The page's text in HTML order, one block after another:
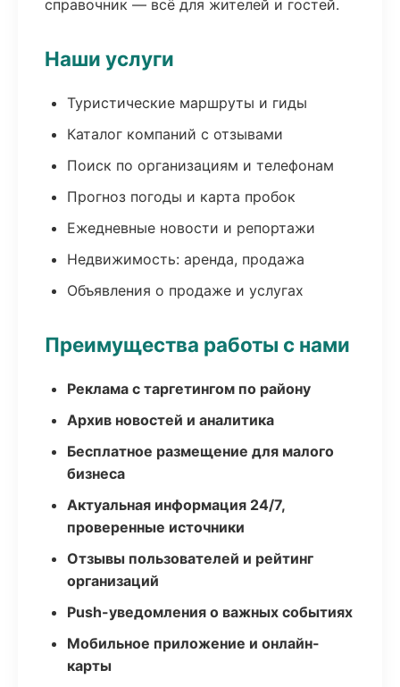
справочник — всё для жителей и гостей.
Наши услуги
Туристические маршруты и гиды
Каталог компаний с отзывами
Поиск по организациям и телефонам
Прогноз погоды и карта пробок
Ежедневные новости и репортажи
Недвижимость: аренда, продажа
Объявления о продаже и услугах
Преимущества работы с нами
Реклама с таргетингом по району
Архив новостей и аналитика
Бесплатное размещение для малого
бизнеса
Актуальная информация 24/7,
проверенные источники
Отзывы пользователей и рейтинг
организаций
Push-уведомления о важных событиях
Мобильное приложение и онлайн-
карты